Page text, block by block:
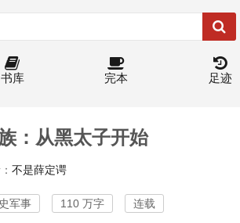
书库 完本 足迹
：从黑太子开始
不是薛定谔
军事 110 万字 连载